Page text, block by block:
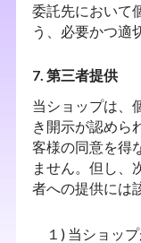
委託先において
う、必要かつ適
7. 第三者提供
当ショップは、
き開示が認めら
客様の同意を得
ません。但し、
者への提供には
１) 当ショッ